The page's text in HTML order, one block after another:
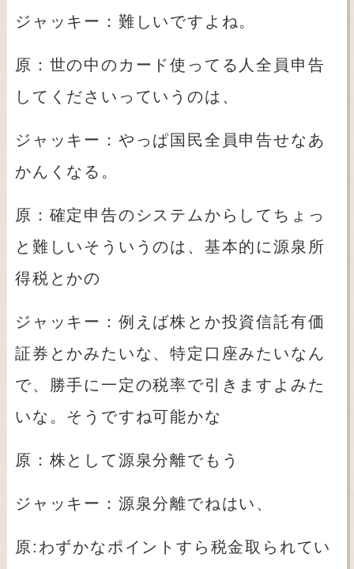
ジャッキー：難しいですよね。
原：世の中のカード使ってる人全員申告
してくださいっていうのは、
ジャッキー：やっぱ国民全員申告せなあ
かんくなる。
原：確定申告のシステムからしてちょっ
と難しいそういうのは、基本的に源泉所
得税とかの
ジャッキー：例えば株とか投資信託有価
証券とかみたいな、特定口座みたいなん
で、勝手に一定の税率で引きますよみた
いな。そうですね可能かな
原：株として源泉分離でもう
ジャッキー：源泉分離でねはい、
原: わずかなポイントすら税金取られてい